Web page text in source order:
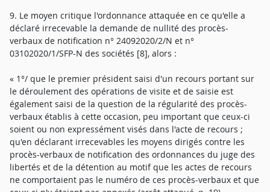
9. Le moyen critique l'ordonnance attaquée en ce qu'elle a
déclaré irrecevable la demande de nullité des procès-
verbaux de notification n° 24092020/2/N et n°
03102020/1/SFP-N des sociétés [8], alors :
« 1°/ que le premier président saisi d'un recours portant sur
le déroulement des opérations de visite et de saisie est
également saisi de la question de la régularité des procès-
verbaux établis à cette occasion, peu important que ceux-ci
soient ou non expressément visés dans l'acte de recours ;
qu'en déclarant irrecevables les moyens dirigés contre les
procès-verbaux de notification des ordonnances du juge des
libertés et de la détention au motif que les actes de recours
ne comportaient pas le numéro de ces procès-verbaux et que